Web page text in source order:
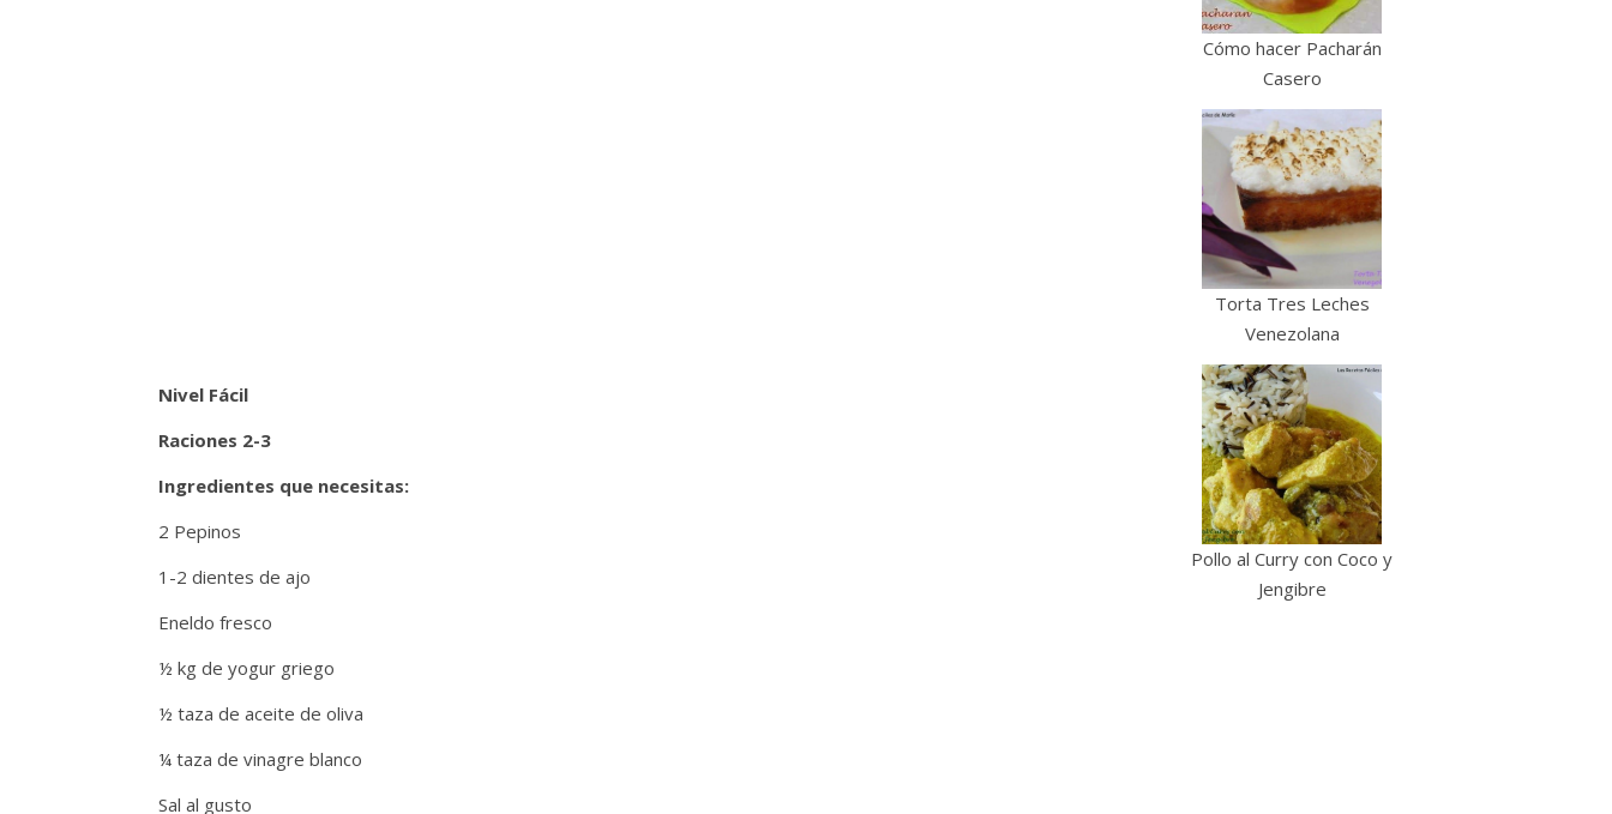
Nivel Fácil
Raciones 2-3
Ingredientes que necesitas:
2 Pepinos
1-2 dientes de ajo
Eneldo fresco
½ kg de yogur griego
½ taza de aceite de oliva
¼ taza de vinagre blanco
Sal al gusto
Cómo hacer Pacharán
Casero
Torta Tres Leches
Venezolana
Pollo al Curry con Coco y
Jengibre